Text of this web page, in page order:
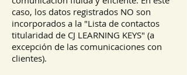
caso, los datos registrados NO son
incorporados a la "Lista de contactos
titularidad de CJ LEARNING KEYS" (a
excepción de las comunicaciones con
clientes).